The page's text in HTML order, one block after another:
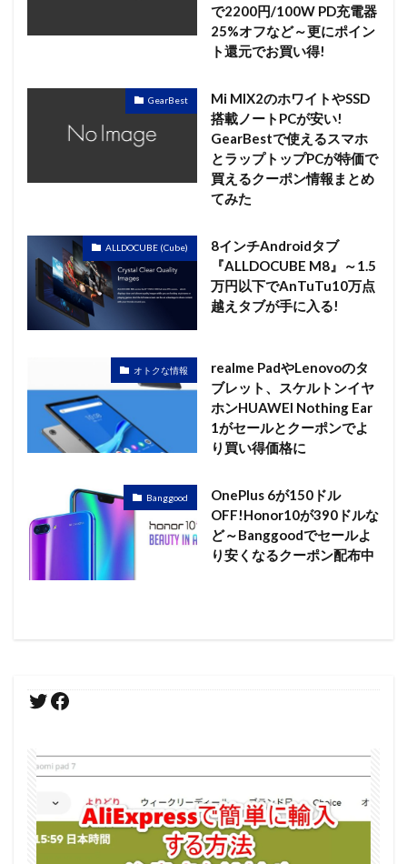
で2200円/100W PD充電器
25%オフなど～更にポイン
ト還元でお買い得!
GearBest
Mi MIX2のホワイトやSSD
搭載ノートPCが安い!
GearBestで使えるスマホ
とラップトップPCが特価で
買えるクーポン情報まとめ
てみた
ALLDOCUBE (Cube)
8インチAndroidタブ
『ALLDOCUBE M8』～1.5
万円以下でAnTuTu10万点
越えタブが手に入る!
オトクな情報
realme PadやLenovoのタ
ブレット、スケルトンイヤ
ホンHUAWEI Nothing Ear
1がセールとクーポンでよ
り買い得価格に
Banggood
OnePlus 6が150ドル
OFF!Honor10が390ドルな
ど～Banggoodでセールよ
り安くなるクーポン配布中